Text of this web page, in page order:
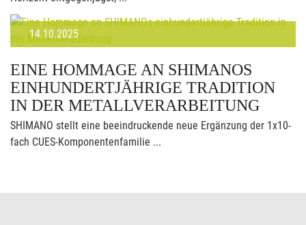
14.10.2025
EINE HOMMAGE AN SHIMANOS
EINHUNDERTJÄHRIGE TRADITION
IN DER METALLVERARBEITUNG
SHIMANO stellt eine beeindruckende neue Ergänzung der 1x10-
fach CUES-Komponentenfamilie ...